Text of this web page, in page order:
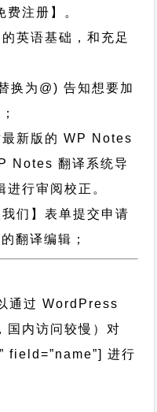
注册】。
英语基础，和充足
为@) 告知想要加
最新版的 WP Notes
Notes 翻译系统导
进行审阅校正。
们】表单提交申请
翻译编辑；
通过WordPress
内访问较慢）对
field=”name”]进行